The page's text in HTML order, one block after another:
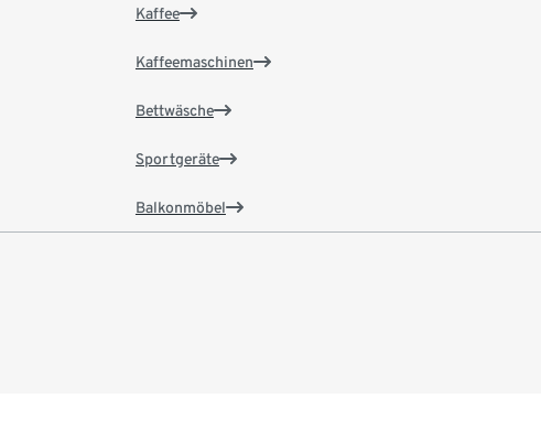
Kaffee
Kaffeemaschinen
Bettwäsche
Sportgeräte
Balkonmöbel